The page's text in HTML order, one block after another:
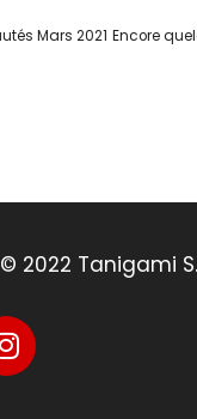
Mars 2021
2022 Tanigami